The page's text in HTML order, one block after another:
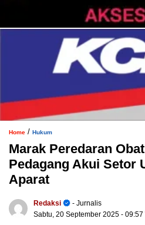
Home / Hukum
Marak Peredaran
Pedagang Akui Setor
Aparat
Redaksi
- Jurnalis
Sabtu, 20 September 2025 - 09:57